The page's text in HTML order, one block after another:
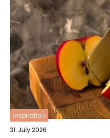
inspiration
31. July 2026